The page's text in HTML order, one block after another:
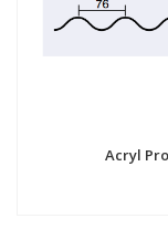
Acryl